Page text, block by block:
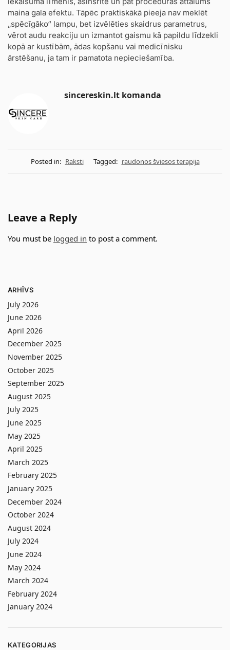
maina gala efektu. Tāpēc praktiskākā pieeja nav meklēt
„spēcīgāko“ lampu, bet izvēlēties skaidrus parametrus,
vērot audu reakciju un izmantot gaismu kā papildu līdzekli
kopā ar kustībām, ādas kopšanu vai medicīnisku
ārstēšanu, ja tam ir pamatota nepieciešamība.
sincereskin.lt komanda
Posted in: Raksti Tagged: raudonos šviesos terapija
Leave a Reply
You must be logged in to post a comment.
ARHĪVS
July 2026
June 2026
April 2026
December 2025
November 2025
October 2025
September 2025
August 2025
July 2025
June 2025
May 2025
April 2025
March 2025
February 2025
January 2025
December 2024
October 2024
August 2024
July 2024
June 2024
May 2024
March 2024
February 2024
January 2024
KATEGORIJAS